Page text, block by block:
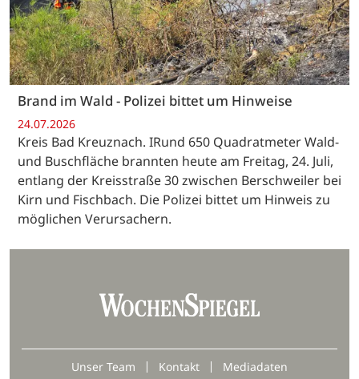
Brand im Wald - Polizei bittet um Hinweise
24.07.2026
Kreis Bad Kreuznach. IRund 650 Quadratmeter Wald-
und Buschfläche brannten heute am Freitag, 24. Juli,
entlang der Kreisstraße 30 zwischen Berschweiler bei
Kirn und Fischbach. Die Polizei bittet um Hinweis zu
möglichen Verursachern.
Unser Team Kontakt Mediadaten